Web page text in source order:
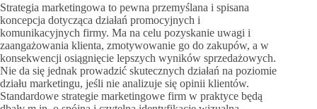
Strategia marketingowa to pewna przemyślana i spisana
koncepcja dotycząca działań promocyjnych i
komunikacyjnych firmy. Ma na celu pozyskanie uwagi i
zaangażowania klienta, zmotywowanie go do zakupów, a w
konsekwencji osiągnięcie lepszych wyników sprzedażowych.
Nie da się jednak prowadzić skutecznych działań na poziomie
działu marketingu, jeśli nie analizuje się opinii klientów.
Standardowe strategie marketingowe firm w praktyce będą